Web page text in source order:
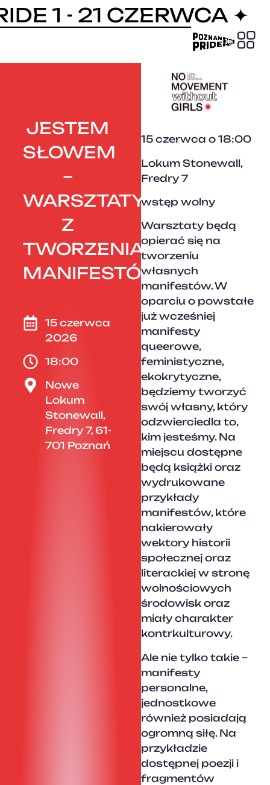
1 - 21 CZERWCA ✦
JESTEM
SŁOWEM
–
WARSZTATY
Z
TWORZENIA
MANIFESTÓW
15 czerwca
2026
18:00
Nowe
Lokum
Stonewall,
Fredry 7, 61-
701 Poznań
15 czerwca o 18:00
Lokum Stonewall,
Fredry 7
wstęp wolny
Warsztaty będą
opierać się na
tworzeniu
własnych
manifestów. W
oparciu o powstałe
już wcześniej
manifesty
queerowe,
feministyczne,
ekokrytyczne,
będziemy tworzyć
swój własny, który
odzwierciedla to,
kim jesteśmy. Na
miejscu dostępne
będą książki oraz
wydrukowane
przykłady
manifestów, które
nakierowały
wektory historii
społecznej oraz
literackiej w stronę
wolnościowych
środowisk oraz
miały charakter
kontrkulturowy.
Ale nie tylko takie –
manifesty
personalne,
jednostkowe
również posiadają
ogromną siłę. Na
przykładzie
dostępnej poezji i
fragmentów